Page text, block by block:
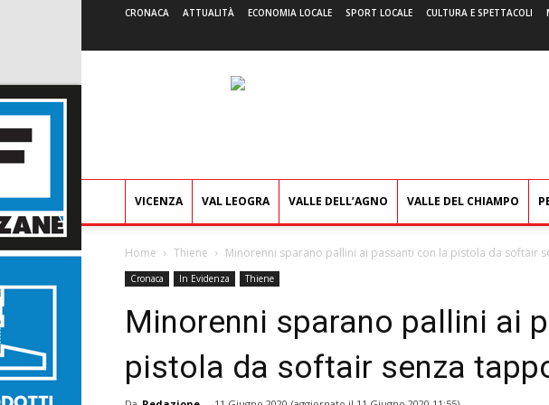
CRONACA ATTUALITÀ ECONOMIA LOCALE SPORT LOCALE CULTURA E SPETTACOLI
VICENZA VAL LEOGRA VALLE DELL’AGNO VALLE DEL CHIAMPO
Home Thiene Minorenni sparano pallini ai passanti con la pistola da softair
Cronaca In Evidenza Thiene
Minorenni sparano pallini ai
pistola da softair senza